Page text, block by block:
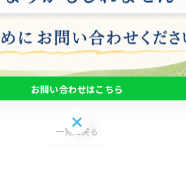
ます。eスポーツは、競技を行うこ
社会性やコミュニケーション能力
長時間のプレイによる健康被害や、
のため、うつ病就労支援にeスポ
ます。
一覧に戻る
お問い合わせはこちら
お問い合わせはこちら